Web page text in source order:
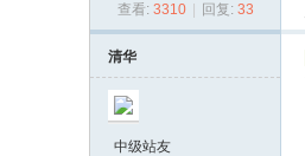
›
查看: 3310 回复: 33
清华
中级站友